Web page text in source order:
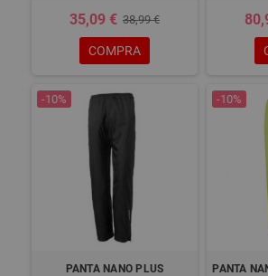
35,09 € 38,99 €
COMPRA
-10%
PANTA NANO PLUS
-10%
PANTA